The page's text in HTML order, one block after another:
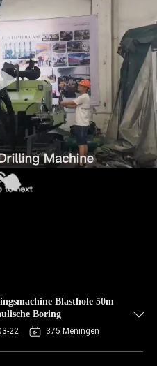
Blasthole 50m
Boring
22 375 Meningen